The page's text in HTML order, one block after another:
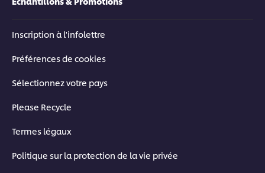
Inscription à l'infolettre
Préférences de cookies
Sélectionnez votre pays
Please Recycle
Termes légaux
Politique sur la protection de la vie privée